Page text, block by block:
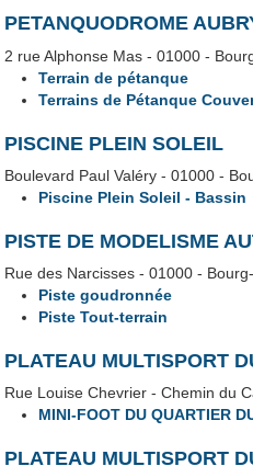
PETANQUODROME
2 rue Alphonse Mas - 01000 -
Terrain de pétanque
Terrains de Pétanque
PISCINE PLEIN SOLEIL
Boulevard Paul Valéry - 01000 -
Piscine Plein Soleil - Bassin
PISTE DE MODELISME
Rue des Narcisses - 01000 -
Piste goudronnée
Piste Tout-terrain
PLATEAU MULTISPORT
Rue Louise Chevrier - Chemin du
MINI-FOOT DU QUARTIER
PLATEAU MULTISPORT